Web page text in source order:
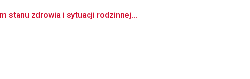
stanu zdrowia i sytuacji rodzinnej...